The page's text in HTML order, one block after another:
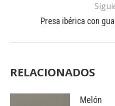
Presa ibérica con
RELACIONADOS
Melón